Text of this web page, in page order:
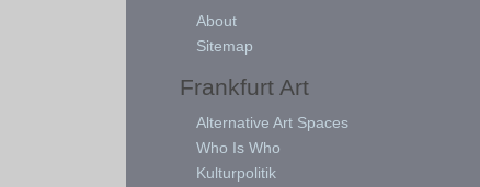
About
Sitemap
Frankfurt Art
Alternative Art Spaces
Who Is Who
Kulturpolitik